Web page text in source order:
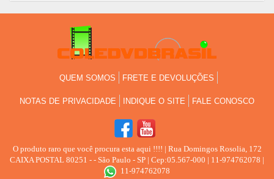
QUEM SOMOS FRETE E DEVOLUÇÕES
NOTAS DE PRIVACIDADE INDIQUE O SITE FALE CONOSCO
O produto raro que você procura esta aqui !!!! | Rua Domingos Rosolia, 172
CAIXA POSTAL 80251 - - São Paulo - SP | Cep:05.567-000 | 11-974762078 |
11-974762078